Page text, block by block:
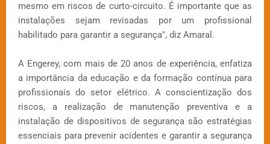
mesmo em riscos de curto-circuito. É importante que as
instalações sejam revisadas por um profissional
habilitado para garantir a segurança", diz Amaral.
A Engerey, com mais de 20 anos de experiência, enfatiza
a importância da educação e da formação contínua para
profissionais do setor elétrico. A conscientização dos
riscos, a realização de manutenção preventiva e a
instalação de dispositivos de segurança são estratégias
essenciais para prevenir acidentes e garantir a segurança